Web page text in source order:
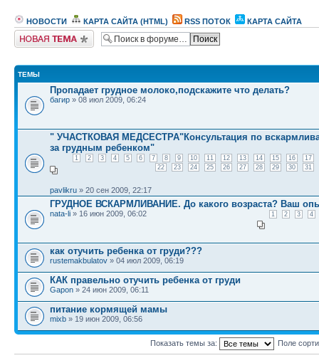
НОВОСТИ КАРТА САЙТА (HTML) RSS ПОТОК
КАРТА САЙТА
Новая тема
ТЕМЫ
Пропадает грудное молоко,подскажите что делать?
багир » 08 июл 2009, 06:24
" УЧАСТКОВАЯ МЕДСЕСТРА"Консультация по
за грудным ребенком"
1 2 3 4 5 6 7 8 9 10 11 12 13 14 15 16
17
22
23 24 25 26 27 28 29 30 31
pavlikru » 20 сен 2009, 22:17
ГРУДНОЕ ВСКАРМЛИВАНИЕ. До какого возраста? Ваш
1 2 3 4
nata-li » 16 июн 2009, 06:02
как отучить ребенка от груди???
rustemakbulatov » 04 июл 2009, 06:19
КАК правельно отучить ребенка от груди
Gapon » 24 июн 2009, 06:11
питание кормящей мамы
mixb » 19 июн 2009, 06:56
Показать темы за: Поле